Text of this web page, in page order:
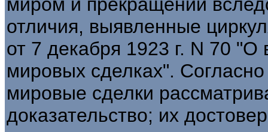
отличия, выявленные
от 7 декабря 1923 г. N 70
мировых сделках".
мировые сделки
доказательство; их